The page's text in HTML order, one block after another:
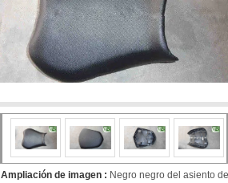
Ampliación de imagen : Negro negro del asiento